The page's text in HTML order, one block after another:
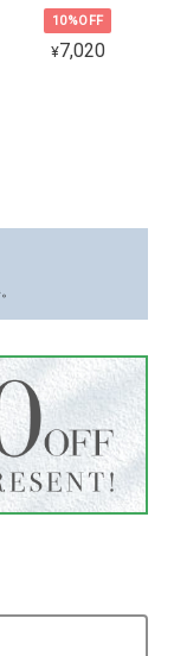
925
ていると褒めて貰え
選びいただ
、またこうし
よね*.。その
が何より励み
葉をいただ
。これからも
す😊
10%OFF
¥7,020